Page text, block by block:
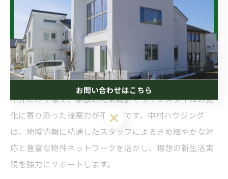
れらの実例から、徳島で信頼できる不動産仲介会社とし
ての実力がうかがえます。
住み替え成功のカギは中村ハウジングにあり
徳島県での住み替えを成功させるためには、単なる物件
紹介だけでなく、家族の将来設計やライフスタイルの変
化に寄り添った提案力が不可欠です。中村ハウジング
は、地域情報に精通したスタッフによるきめ細やかな対
応と豊富な物件ネットワークを活かし、理想の新生活実
現を強力にサポートします。
お問い合わせはこちら